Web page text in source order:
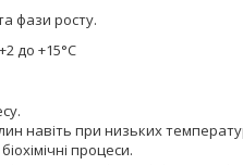
фази росту.
до +15°С
навіть при низьких
процеси.